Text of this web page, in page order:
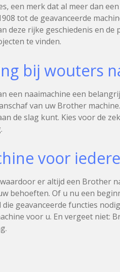
een merk dat al meer dan
tot de geavanceerde
deze rijke geschiedenis en
te vinden.
bij wouters
een naaimachine een
van uw Brother
de slag kunt. Kies voor de
voor
er altijd een Brother
behoeften. Of u nu een
geavanceerde functies
voor u. En vergeet niet: